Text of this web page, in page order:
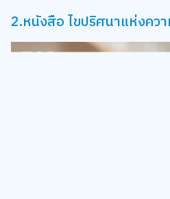
2.หนังสือ ไขปริศนาแห่งคว